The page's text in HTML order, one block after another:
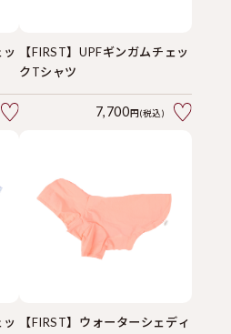
ッ
【FIRST】UPFギンガムチェッ
クTシャツ
7,700円(税込)
ッ
【FIRST】ウォーターシェディ